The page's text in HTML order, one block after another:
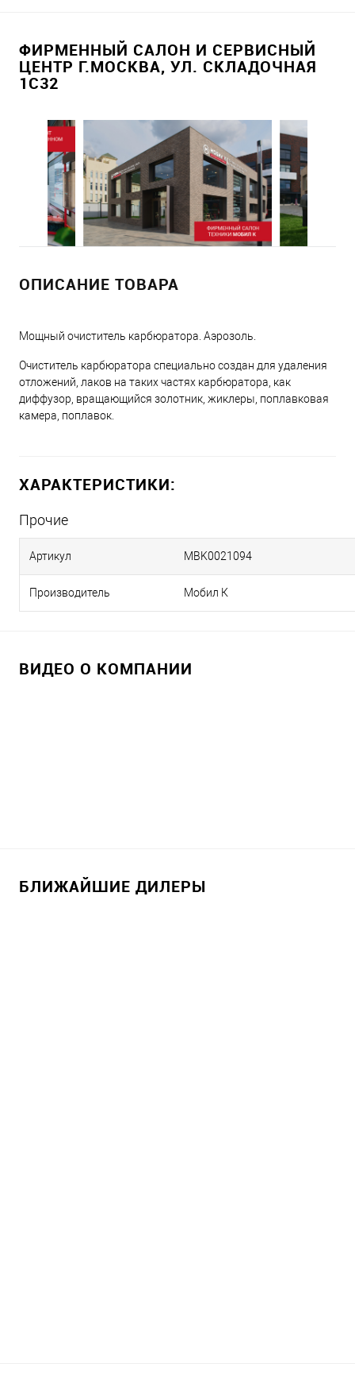
ФИРМЕННЫЙ САЛОН И СЕРВИСНЫЙ
ЦЕНТР Г.МОСКВА, УЛ. СКЛАДОЧНАЯ
1С32
ОПИСАНИЕ ТОВАРА
Мощный очиститель карбюратора. Аэрозоль.
Очиститель карбюратора специально создан для удаления
отложений, лаков на таких частях карбюратора, как
диффузор, вращающийся золотник, жиклеры, поплавковая
камера, поплавок.
ХАРАКТЕРИСТИКИ:
Прочие
Артикул MBK0021094
Производитель Мобил К
ВИДЕО О КОМПАНИИ
БЛИЖАЙШИЕ ДИЛЕРЫ